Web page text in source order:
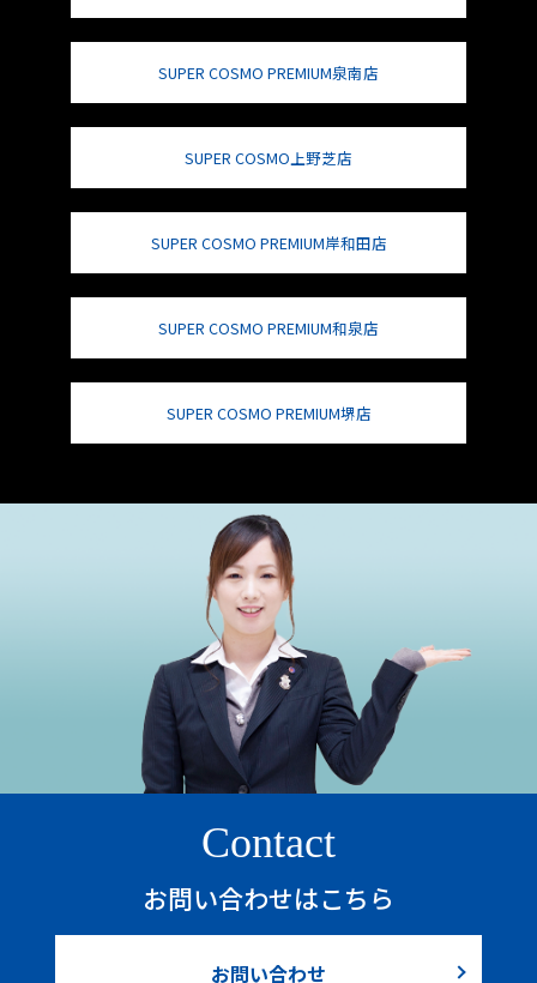
SUPER COSMO PREMIUM泉南店
SUPER COSMO上野芝店
SUPER COSMO PREMIUM岸和田店
SUPER COSMO PREMIUM和泉店
SUPER COSMO PREMIUM堺店
Contact
お問い合わせはこちら
お問い合わせ